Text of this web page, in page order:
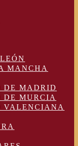
MANCHA
DE MADRID
DE MURCIA
VALENCIANA